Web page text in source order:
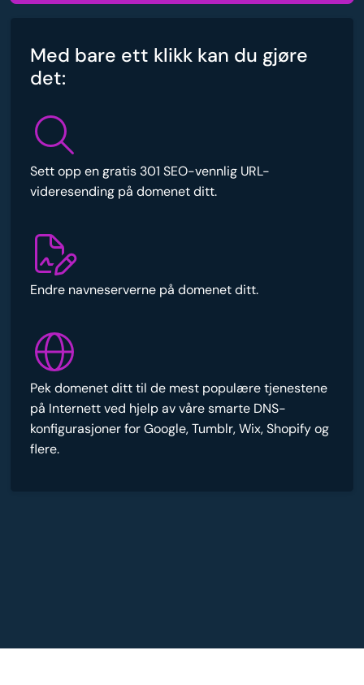
Med bare ett klikk kan du gjøre
det:
Sett opp en gratis 301 SEO-vennlig URL-
videresending på domenet ditt.
Endre navneserverne på domenet ditt.
Pek domenet ditt til de mest populære tjenestene
på Internett ved hjelp av våre smarte DNS-
konfigurasjoner for Google, Tumblr, Wix, Shopify og
flere.